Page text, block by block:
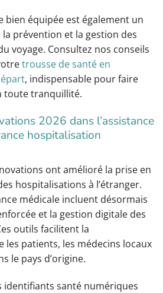
bien équipée est également un
prévention et la gestion des
voyage. Consultez nos conseils
trousse de santé en
, indispensable pour faire
toute tranquillité.
2026 dans l’assistance
hospitalisation
ont amélioré la prise en
hospitalisations à l’étranger.
médicale incluent désormais
et la gestion digitale des
outils facilitent la
patients, les médecins locaux
le pays d’origine.
identifiants santé numériques